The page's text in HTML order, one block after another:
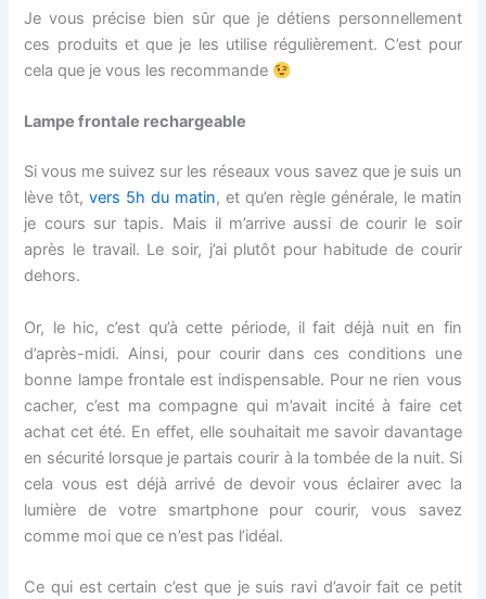
Je vous précise bien sûr que je détiens personnellement
ces produits et que je les utilise régulièrement. C’est pour
cela que je vous les recommande
Lampe frontale rechargeable
Si vous me suivez sur les réseaux vous savez que je suis un
lève tôt,vers 5h du matin, et qu’en règle générale, le matin
je cours sur tapis. Mais il m’arrive aussi de courir le soir
après le travail. Le soir, j’ai plutôt pour habitude de courir
dehors.
Or, le hic, c’est qu’à cette période, il fait déjà nuit en fin
d’après-midi. Ainsi, pour courir dans ces conditions une
bonne lampe frontale est indispensable. Pour ne rien vous
cacher, c’est ma compagne qui m’avait incité à faire cet
achat cet été. En effet, elle souhaitait me savoir davantage
en sécurité lorsque je partais courir à la tombée de la nuit. Si
cela vous est déjà arrivé de devoir vous éclairer avec la
lumière de votre smartphone pour courir, vous savez
comme moi que ce n’est pas l’idéal.
Ce qui est certain c’est que je suis ravi d’avoir fait ce petit